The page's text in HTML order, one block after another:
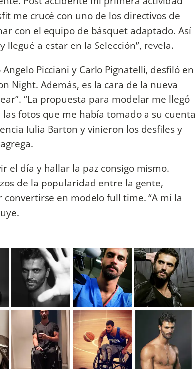
me crucé con uno de los directivos de
con el equipo de básquet adaptado. Así
a estar en la Selección”, revela.
Picciani y Carlo Pignatelli, desfiló en
Night. Además, es la cara de la nueva
“La propuesta para modelar me llegó
fotos que me había tomado a su cuenta
Iulia Barton y vinieron los desfiles y
el día y hallar la paz consigo mismo.
de la popularidad entre la gente,
en modelo full time. “A mí la